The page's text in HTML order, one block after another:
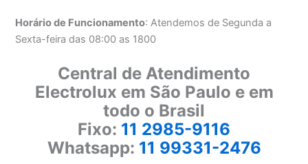
Horário de Funcionamento: Atendemos de Segunda a
Sexta-feira das 08:00 as 1800
Central de Atendimento
Electrolux em São Paulo e em
todo o Brasil
Fixo: 11 2985-9116
Whatsapp: 11 99331-2476